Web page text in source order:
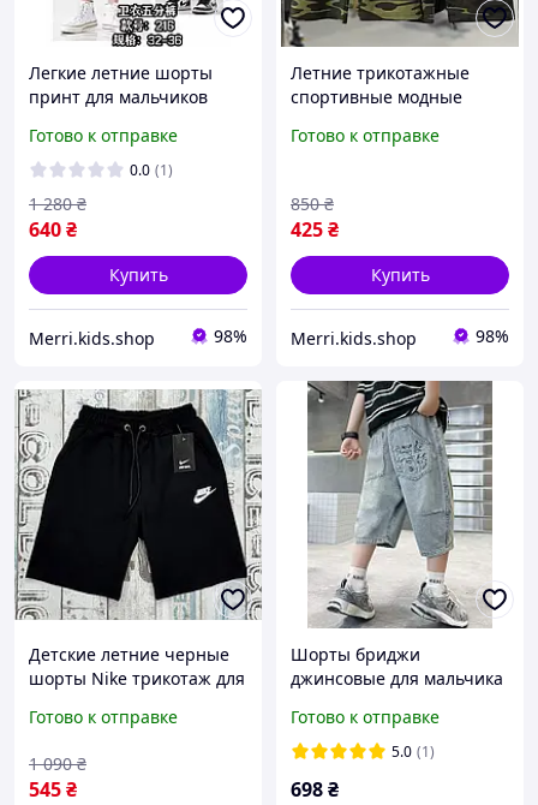
Легкие летние шорты
принт для мальчиков
серые трикотажные
шорты хлопок парню 11-
15лет
Готово к отправке
0.0 (1)
640₴
1 280 ₴
Купить
Merri.kids.shop 98%
Летние трикотажные
спортивные модные
мальчика подростка
резинках 12-13лет
Готово к отправке
425₴
850 ₴
Купить
Merri.kids.shop 98%
Детские летние черные
шорты Nike трикотаж для
6 лет, легкие спортивные
Готово к отправке
545₴
1 090 ₴
Шорты бриджи
джинсовые для мальчика
Готово к отправке
5.0 (1)
698₴